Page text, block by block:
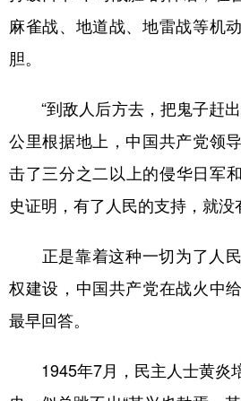
麻雀战、地道战、地雷战等机
胆。
“到敌人后方去，把鬼子赶
公里根据地上，中国共产党领
击了三分之二以上的侵华日军
史证明，有了人民的支持，就没
正是靠着这种一切为了人民
权建设，中国共产党在战火中
最早回答。
1945年7月，民主人士黄炎